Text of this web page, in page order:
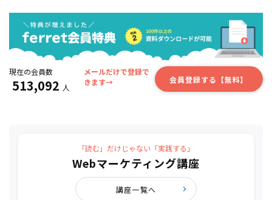
現在の会員数
513,092 人
メールだけで登録で
きます→
会員登録する【無料】
「読む」だけじゃない「実践する」
Webマーケティング講座
講座一覧へ